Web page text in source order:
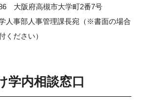
大阪府高槻市大学町2番7号
人事部人事管理課長宛（※書面の場合
ください）
学内相談窓口